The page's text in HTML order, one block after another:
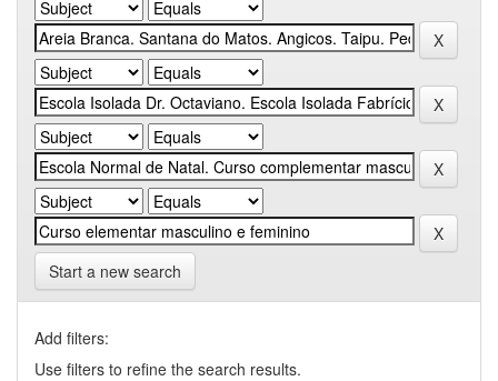
Start a new search
Add filters:
Use filters to refine the search results.